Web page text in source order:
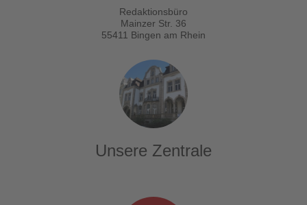
Redaktionsbüro
Mainzer Str. 36
55411 Bingen am Rhein
Unsere Zentrale